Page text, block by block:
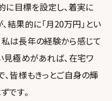
に目標を設定し、着実に
結果的に「月20万円」とい
は長年の経験から感じて
見極めがあれば、在宅ワ
、皆様もきっとご自身の輝
です。